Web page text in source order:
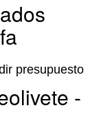
presupuesto
-